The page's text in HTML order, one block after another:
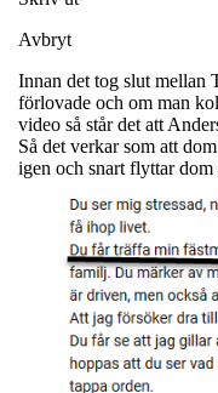
Avbryt
Innan det tog slut mellan
förlovade och om man
video så står det att
Så det verkar som att
igen och snart flyttar dom